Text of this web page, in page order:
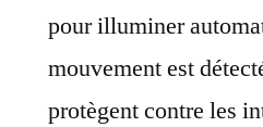
pour illuminer
mouvement est
protègent contre les